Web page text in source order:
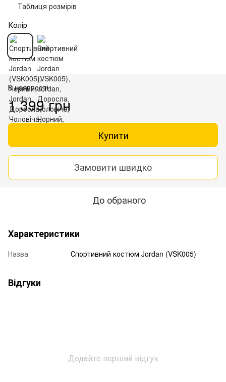
Таблиця розмірів
Колір
В наявності
1 399 грн
Купити
Замовити швидко
До обраного
Характеристики
Назва Спортивний костюм Jordan (VSK005)
Відгуки
Додайте перший відгук